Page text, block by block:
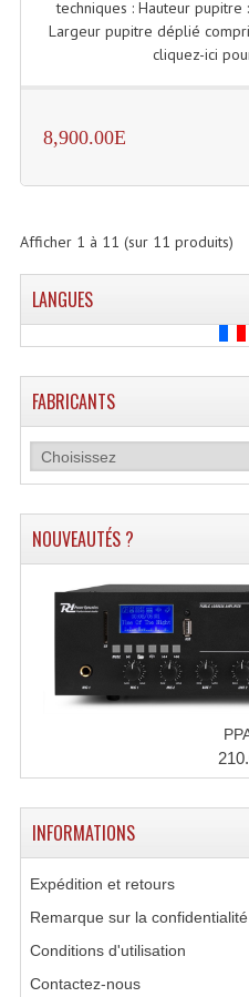
Enceintes Murales
Hp À Chambre
Sono: Conférences
Système
Système
Système
Sonorisation
Système
Structures,
Angle AG20
Angle AG29
Angle
Angles
techniques : Hauteur
Largeur pupitre déplié
cliquez-ici
8,900.00E
Afficher 1 à 11 (sur 11 produits)
LANGUES
FABRICANTS
NOUVEAUTÉS ?
INFORMATIONS
Expédition et retours
Remarque sur la confidentialité
Conditions d'utilisation
Contactez-nous